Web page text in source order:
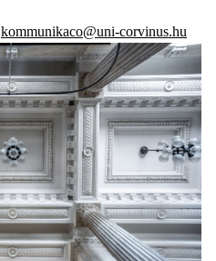
kommunikaco@uni-corvinus.hu